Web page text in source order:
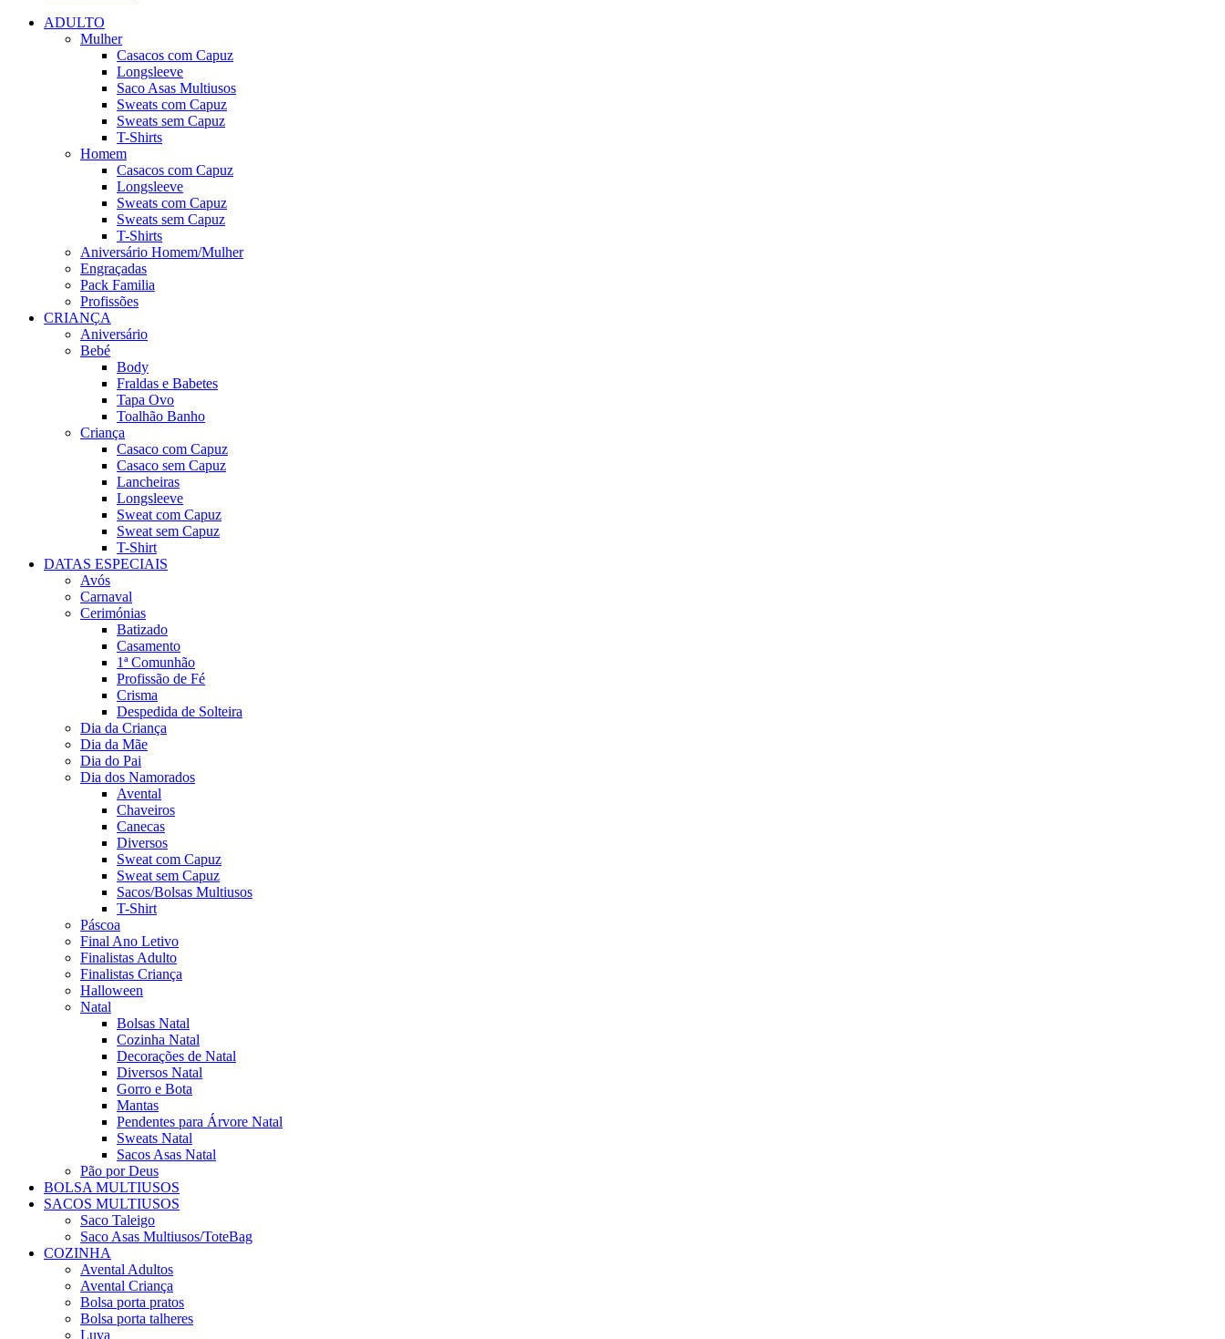
ADULTO
Mulher
Casacos com Capuz
Longsleeve
Saco Asas Multiusos
Sweats com Capuz
Sweats sem Capuz
T-Shirts
Homem
Casacos com Capuz
Longsleeve
Sweats com Capuz
Sweats sem Capuz
T-Shirts
Aniversário Homem/Mulher
Engraçadas
Pack Familia
Profissões
CRIANÇA
Aniversário
Bebé
Body
Fraldas e Babetes
Tapa Ovo
Toalhão Banho
Criança
Casaco com Capuz
Casaco sem Capuz
Lancheiras
Longsleeve
Sweat com Capuz
Sweat sem Capuz
T-Shirt
DATAS ESPECIAIS
Avós
Carnaval
Cerimónias
Batizado
Casamento
1ª Comunhão
Profissão de Fé
Crisma
Despedida de Solteira
Dia da Criança
Dia da Mãe
Dia do Pai
Dia dos Namorados
Avental
Chaveiros
Canecas
Diversos
Sweat com Capuz
Sweat sem Capuz
Sacos/Bolsas Multiusos
T-Shirt
Páscoa
Final Ano Letivo
Finalistas Adulto
Finalistas Criança
Halloween
Natal
Bolsas Natal
Cozinha Natal
Decorações de Natal
Diversos Natal
Gorro e Bota
Mantas
Pendentes para Árvore Natal
Sweats Natal
Sacos Asas Natal
Pão por Deus
BOLSA MULTIUSOS
SACOS MULTIUSOS
Saco Taleigo
Saco Asas Multiusos/ToteBag
COZINHA
Avental Adultos
Avental Criança
Bolsa porta pratos
Bolsa porta talheres
Luva